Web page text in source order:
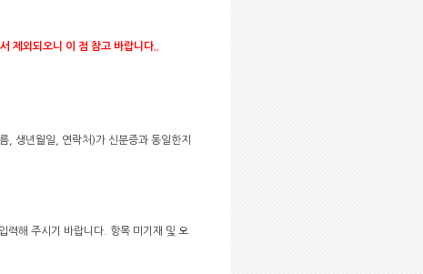
제외되오니 이 점 참고 바랍니다..
, 생년월일, 연락처)가 신분증과 동일한지
력해 주시기 바랍니다. 항목 미기재 및 오